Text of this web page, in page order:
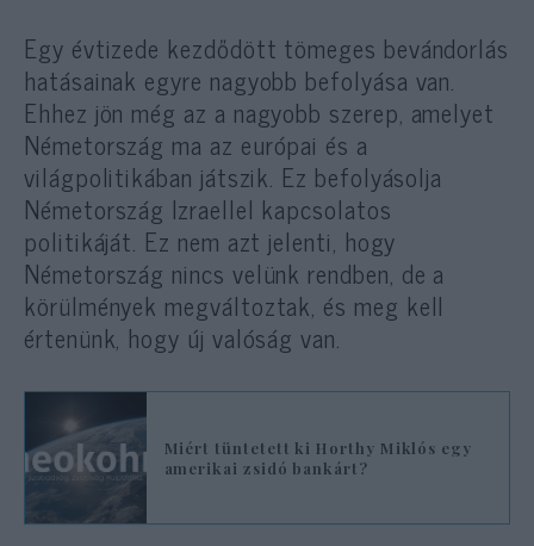
Egy évtizede kezdődött tömeges bevándorlás
hatásainak egyre nagyobb befolyása van.
Ehhez jön még az a nagyobb szerep, amelyet
Németország ma az európai és a
világpolitikában játszik. Ez befolyásolja
Németország Izraellel kapcsolatos
politikáját. Ez nem azt jelenti, hogy
Németország nincs velünk rendben, de a
körülmények megváltoztak, és meg kell
értenünk, hogy új valóság van.
Miért tüntetett ki Horthy Miklós egy
amerikai zsidó bankárt?